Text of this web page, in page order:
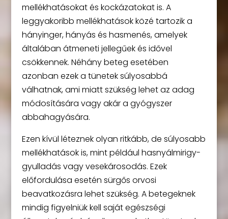
mellékhatásokat és kockázatokat is. A
leggyakoribb mellékhatások közé tartozik a
hányinger, hányás és hasmenés, amelyek
általában átmeneti jellegűek és idővel
csökkennek. Néhány beteg esetében
azonban ezek a tünetek súlyosabbá
válhatnak, ami miatt szükség lehet az adag
módosítására vagy akár a gyógyszer
abbahagyására.
Ezen kívül léteznek olyan ritkább, de súlyosabb
mellékhatások is, mint például hasnyálmirigy-
gyulladás vagy vesekárosodás. Ezek
előfordulása esetén sürgős orvosi
beavatkozásra lehet szükség. A betegeknek
mindig figyelniük kell saját egészségi